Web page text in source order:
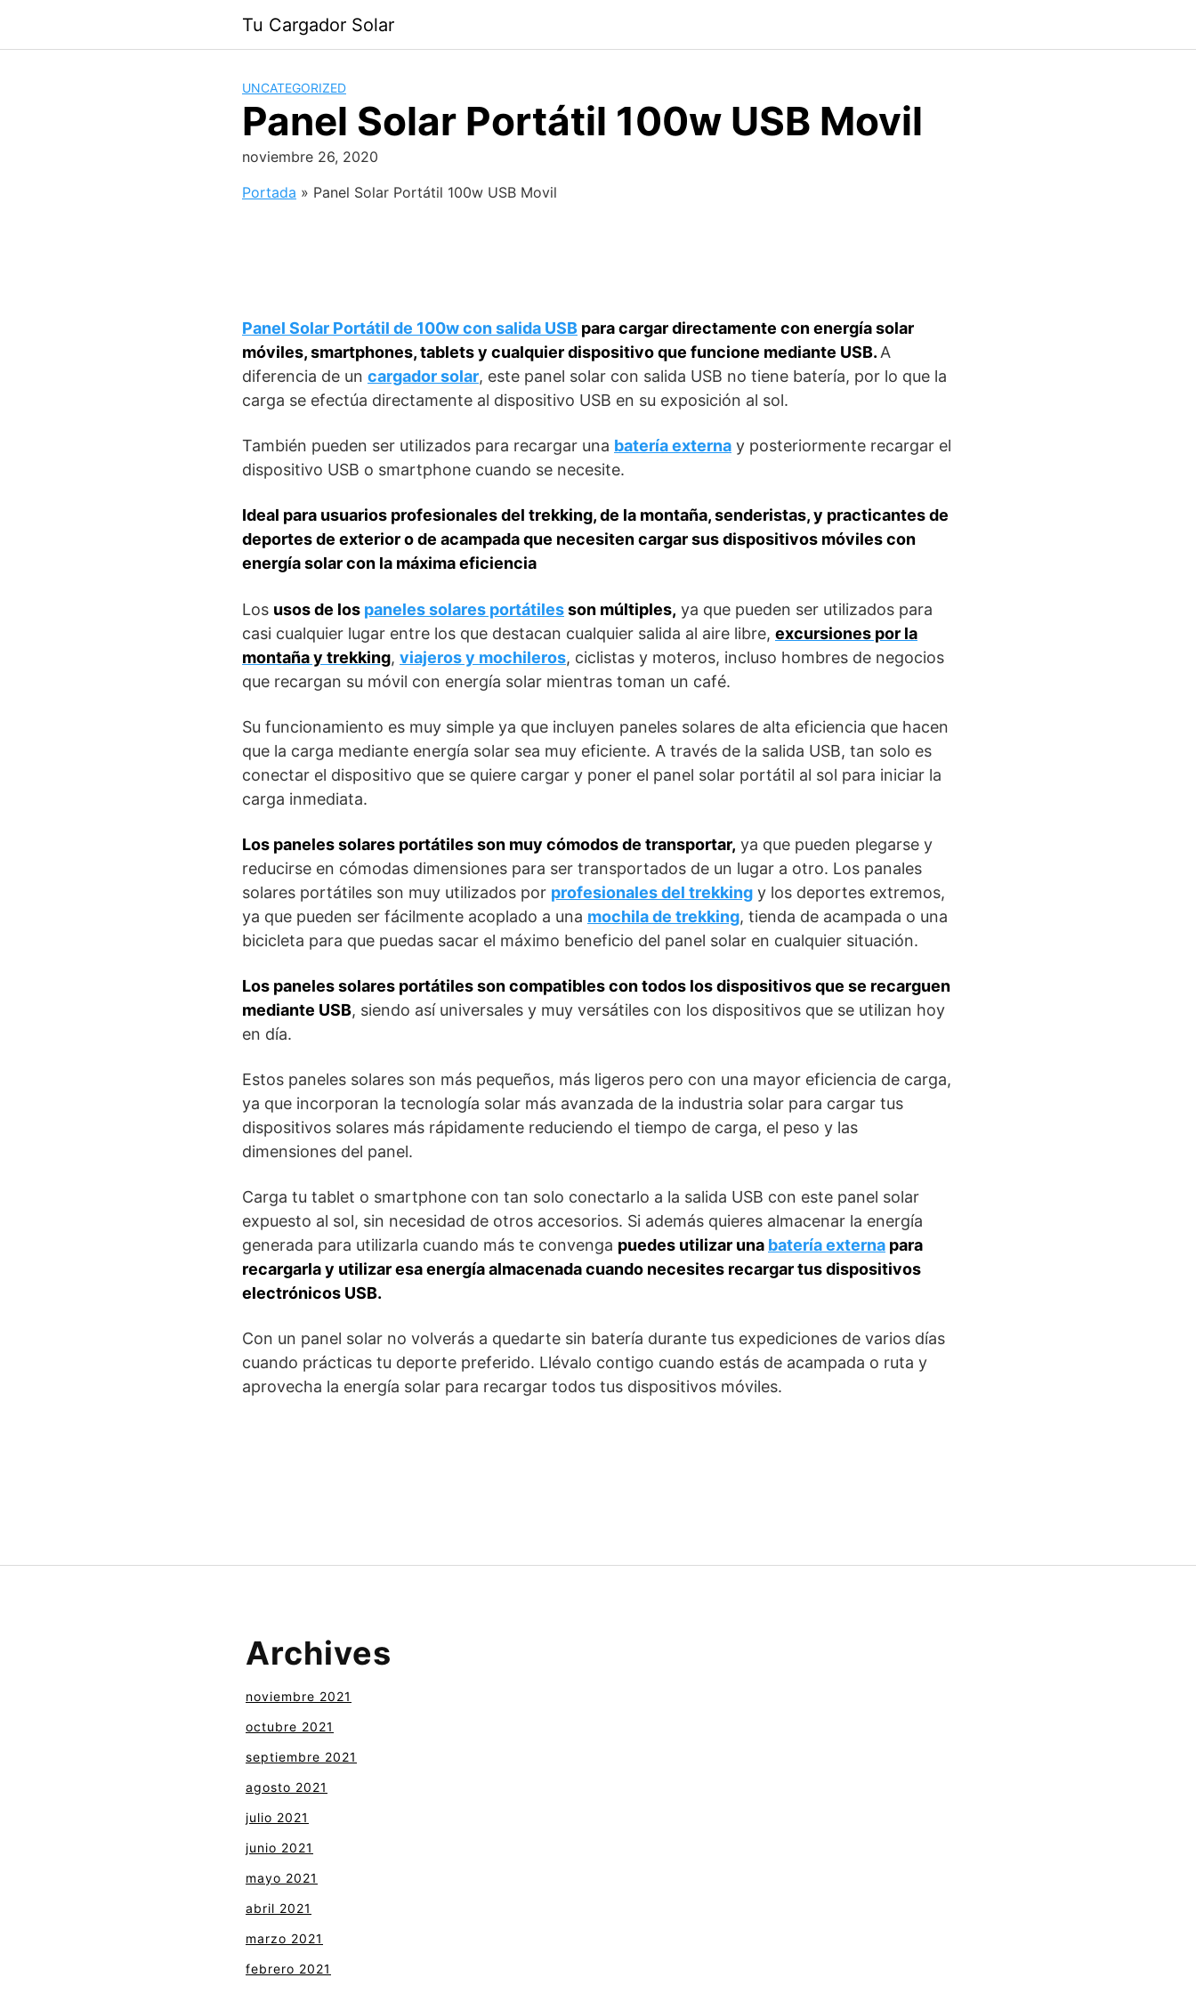
contenido
Tu Cargador Solar
UNCATEGORIZED
Panel Solar Portátil 100w USB Movil
noviembre 26, 2020
Portada » Panel Solar Portátil 100w USB Movil
Panel Solar Portátil de 100w con salida USB para cargar directamente con energía solar
móviles, smartphones, tablets y cualquier dispositivo que funcione mediante USB. A
diferencia de un cargador solar, este panel solar con salida USB no tiene batería, por lo que la
carga se efectúa directamente al dispositivo USB en su exposición al sol.
También pueden ser utilizados para recargar una batería externa y posteriormente recargar el
dispositivo USB o smartphone cuando se necesite.
Ideal para usuarios profesionales del trekking, de la montaña, senderistas, y practicantes de
deportes de exterior o de acampada que necesiten cargar sus dispositivos móviles con
energía solar con la máxima eficiencia
Los usos de los paneles solares portátilesson múltiples, ya que pueden ser utilizados para
casi cualquier lugar entre los que destacan cualquier salida al aire libre, excursiones por la
montaña y trekking, viajeros y mochileros, ciclistas y moteros, incluso hombres de negocios
que recargan su móvil con energía solar mientras toman un café.
Su funcionamiento es muy simple ya que incluyen paneles solares de alta eficiencia que hacen
que la carga mediante energía solar sea muy eficiente. A través de la salida USB, tan solo es
conectar el dispositivo que se quiere cargar y poner el panel solar portátil al sol para iniciar la
carga inmediata.
Los paneles solares portátiles son muy cómodos de transportar, ya que pueden plegarse y
reducirse en cómodas dimensiones para ser transportados de un lugar a otro. Los panales
solares portátiles son muy utilizados por profesionales del trekking y los deportes extremos,
ya que pueden ser fácilmente acoplado a una mochila de trekking, tienda de acampada o una
bicicleta para que puedas sacar el máximo beneficio del panel solar en cualquier situación.
Los paneles solares portátiles son compatibles con todos los dispositivos que se recarguen
mediante USB, siendo así universales y muy versátiles con los dispositivos que se utilizan hoy
en día.
Estos paneles solares son más pequeños, más ligeros pero con una mayor eficiencia de carga,
ya que incorporan la tecnología solar más avanzada de la industria solar para cargar tus
dispositivos solares más rápidamente reduciendo el tiempo de carga, el peso y las
dimensiones del panel.
Carga tu tablet o smartphone con tan solo conectarlo a la salida USB con este panel solar
expuesto al sol, sin necesidad de otros accesorios. Si además quieres almacenar la energía
generada para utilizarla cuando más te convenga puedes utilizar una batería externa para
recargarla y utilizar esa energía almacenada cuando necesites recargar tus dispositivos
electrónicos USB.
Con un panel solar no volverás a quedarte sin batería durante tus expediciones de varios días
cuando prácticas tu deporte preferido. Llévalo contigo cuando estás de acampada o ruta y
aprovecha la energía solar para recargar todos tus dispositivos móviles.
Archives
noviembre 2021
octubre 2021
septiembre 2021
agosto 2021
julio 2021
junio 2021
mayo 2021
abril 2021
marzo 2021
febrero 2021